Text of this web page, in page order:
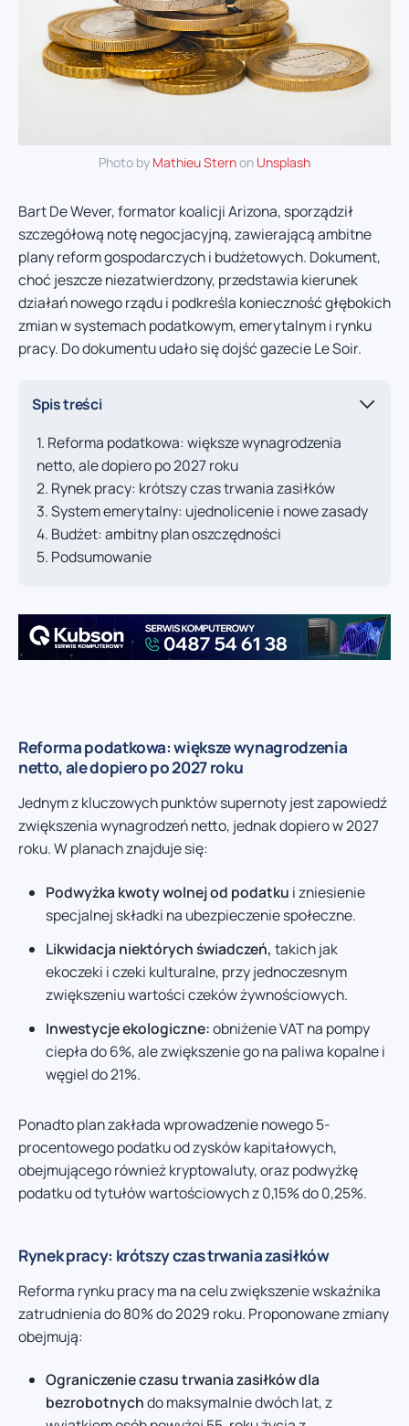
Photo by Mathieu Sternon Unsplash
Bart De Wever, formator koalicji Arizona, sporządził
szczegółową notę negocjacyjną, zawierającą ambitne
plany reform gospodarczych i budżetowych. Dokument,
choć jeszcze niezatwierdzony, przedstawia kierunek
działań nowego rządu i podkreśla konieczność głębokich
zmian w systemach podatkowym, emerytalnym i rynku
pracy. Do dokumentu udało się dojść gazecie Le Soir.
Spis treści
Reforma podatkowa: większe wynagrodzenia
netto, ale dopiero po 2027 roku
Rynek pracy: krótszy czas trwania zasiłków
System emerytalny: ujednolicenie i nowe zasady
Budżet: ambitny plan oszczędności
Podsumowanie
Reforma podatkowa: większe wynagrodzenia
netto, ale dopiero po 2027 roku
Jednym z kluczowych punktów supernoty jest zapowiedź
zwiększenia wynagrodzeń netto, jednak dopiero w 2027
roku. W planach znajduje się:
Podwyżka kwoty wolnej od podatku i zniesienie
specjalnej składki na ubezpieczenie społeczne.
Likwidacja niektórych świadczeń, takich jak
ekoczeki i czeki kulturalne, przy jednoczesnym
zwiększeniu wartości czeków żywnościowych.
Inwestycje ekologiczne:obniżenie VAT na pompy
ciepła do 6%, ale zwiększenie go na paliwa kopalne i
węgiel do 21%.
Ponadto plan zakłada wprowadzenie nowego 5-
procentowego podatku od zysków kapitałowych,
obejmującego również kryptowaluty, oraz podwyżkę
podatku od tytułów wartościowych z 0,15% do 0,25%.
Rynek pracy: krótszy czas trwania zasiłków
Reforma rynku pracy ma na celu zwiększenie wskaźnika
zatrudnienia do 80% do 2029 roku. Proponowane zmiany
obejmują:
Ograniczenie czasu trwania zasiłków dla
bezrobotnychdo maksymalnie dwóch lat, z